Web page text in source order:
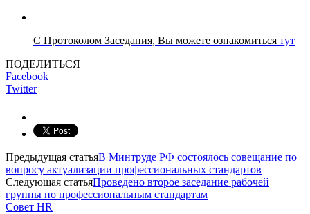
С Протоколом Заседания, Вы можете ознакомиться тут
ПОДЕЛИТЬСЯ
Facebook
Twitter
Предыдущая статьяВ Минтруде РФ состоялось совещание по
вопросу актуализации профессиональных стандартов
Следующая статьяПроведено второе заседание рабочей
группы по профессиональным стандартам
Совет HR